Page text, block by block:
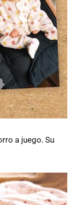
a juego. Su